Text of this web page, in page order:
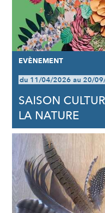
EVÈNEMENT
du 11/04/2026 au 20/
SAISON
LA NATURE